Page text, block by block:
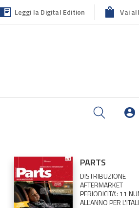
Leggi la Digital Edition Vai
PARTS
DISTRIBUZIONE
AFTERMARKET
PERIODICITA': 11
ALL'ANNO PER